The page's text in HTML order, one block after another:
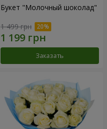
Букет "Молочный шоколад"
1 499 грн
Заказать